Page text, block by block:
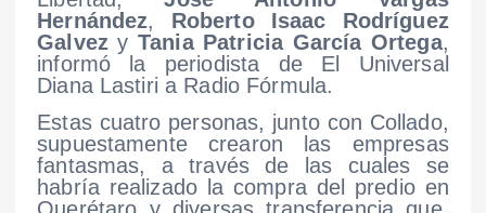
Hernández, Roberto Isaac Rodríguez
Galvezy Tania Patricia García Ortega,
informó la periodista de El Universal
Diana Lastiri a Radio Fórmula.
Estas cuatro personas, junto con Collado,
supuestamente crearon las empresas
fantasmas, a través de las cuales se
habría realizado la compra del predio en